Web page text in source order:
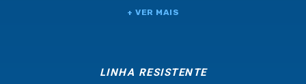
+ VER MAIS
LINHA RESISTENTE